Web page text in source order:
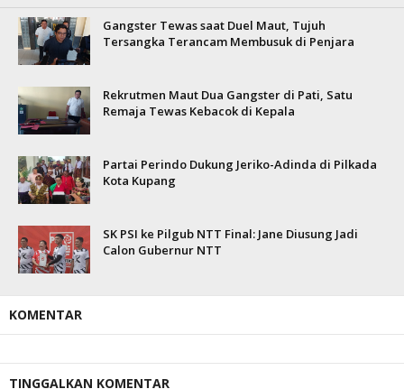
Gangster Tewas saat Duel Maut, Tujuh
Tersangka Terancam Membusuk di Penjara
Rekrutmen Maut Dua Gangster di Pati, Satu
Remaja Tewas Kebacok di Kepala
Partai Perindo Dukung Jeriko-Adinda di Pilkada
Kota Kupang
SK PSI ke Pilgub NTT Final: Jane Diusung Jadi
Calon Gubernur NTT
KOMENTAR
TINGGALKAN KOMENTAR